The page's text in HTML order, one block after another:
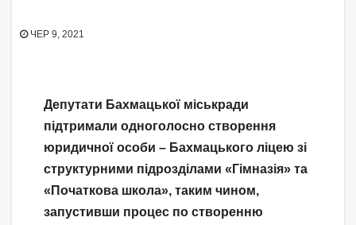
ЧЕР 9, 2021
Депутати Бахмацької міськради
підтримали одноголосно створення
юридичної особи – Бахмацького ліцею зі
структурними підрозділами «Гімназія» та
«Початкова школа», таким чином,
запустивши процес по створенню